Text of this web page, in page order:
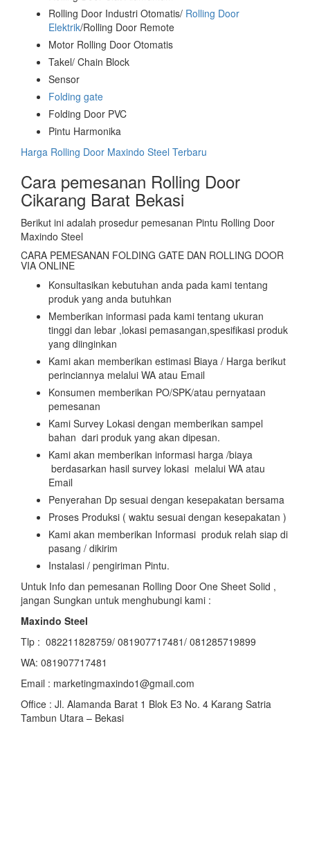
Rolling Door Industri Otomatis/ Rolling Door
Elektrik/Rolling Door Remote
Motor Rolling Door Otomatis
Takel/ Chain Block
Sensor
Folding gate
Folding Door PVC
Pintu Harmonika
Harga Rolling Door Maxindo Steel Terbaru
Cara pemesanan Rolling Door
Cikarang Barat Bekasi
Berikut ini adalah prosedur pemesanan Pintu Rolling Door
Maxindo Steel
CARA PEMESANAN FOLDING GATE DAN ROLLING DOOR
VIA ONLINE
Konsultasikan kebutuhan anda pada kami tentang
produk yang anda butuhkan
Memberikan informasi pada kami tentang ukuran
tinggi dan lebar ,lokasi pemasangan,spesifikasi produk
yang diinginkan
Kami akan memberikan estimasi Biaya / Harga berikut
perinciannya melalui WA atau Email
Konsumen memberikan PO/SPK/atau pernyataan
pemesanan
Kami Survey Lokasi dengan memberikan sampel
bahan dari produk yang akan dipesan.
Kami akan memberikan informasi harga /biaya
berdasarkan hasil survey lokasi melalui WA atau
Email
Penyerahan Dp sesuai dengan kesepakatan bersama
Proses Produksi ( waktu sesuai dengan kesepakatan )
Kami akan memberikan Informasi produk relah siap di
pasang / dikirim
Instalasi / pengiriman Pintu.
Untuk Info dan pemesanan Rolling Door One Sheet Solid ,
jangan Sungkan untuk menghubungi kami :
Maxindo Steel
Tlp : 082211828759/ 081907717481/ 081285719899
WA: 081907717481
Email : marketingmaxindo1@gmail.com
Office : Jl. Alamanda Barat 1 Blok E3 No. 4 Karang Satria
Tambun Utara – Bekasi